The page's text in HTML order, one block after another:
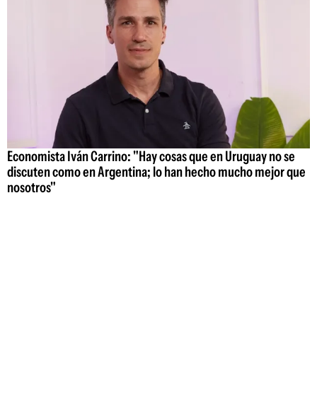
Economista Iván Carrino: "Hay cosas que en Uruguay no se
discuten como en Argentina; lo han hecho mucho mejor que
nosotros"